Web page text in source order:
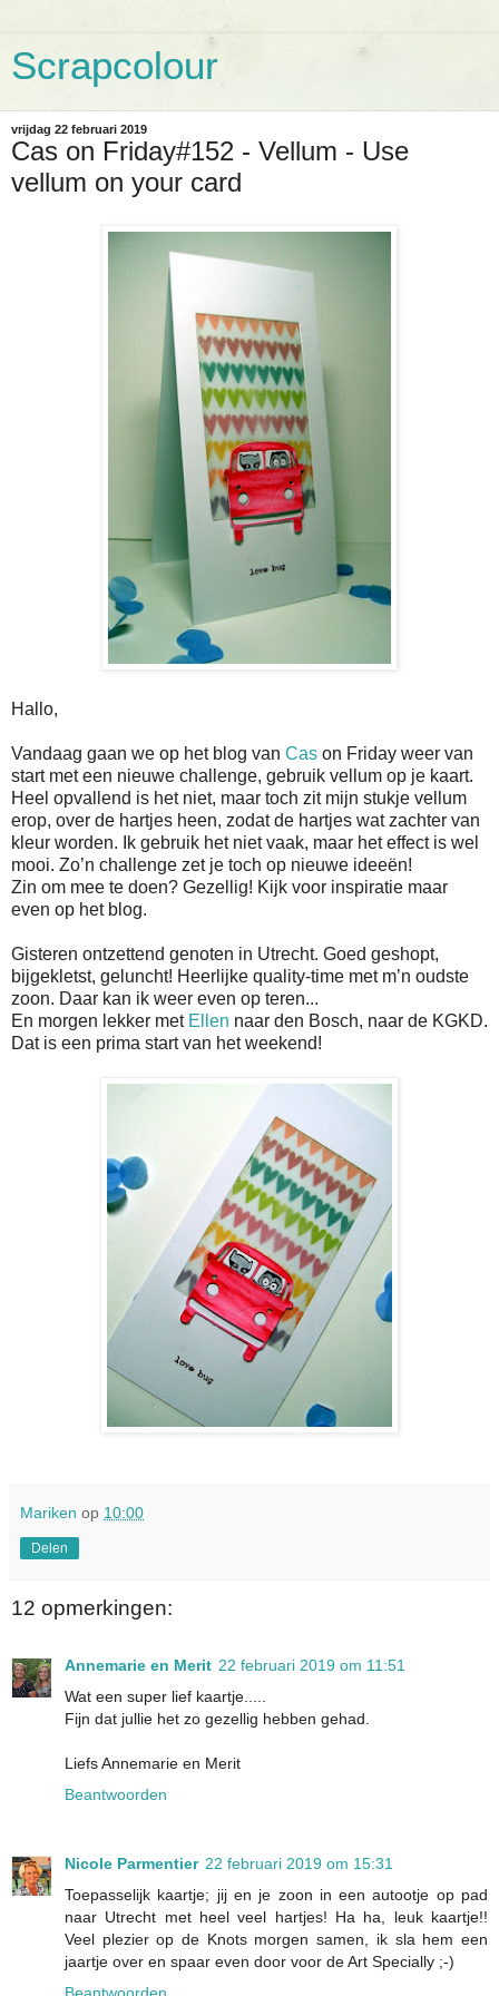
Scrapcolour
vrijdag 22 februari 2019
Cas on Friday#152 - Vellum - Use
vellum on your card
Hallo,
Vandaag gaan we op het blog van Cas on Friday weer van
start met een nieuwe challenge, gebruik vellum op je kaart.
Heel opvallend is het niet, maar toch zit mijn stukje vellum
erop, over de hartjes heen, zodat de hartjes wat zachter van
kleur worden. Ik gebruik het niet vaak, maar het effect is wel
mooi. Zo’n challenge zet je toch op nieuwe ideeën!
Zin om mee te doen? Gezellig! Kijk voor inspiratie maar
even op het blog.
Gisteren ontzettend genoten in Utrecht. Goed geshopt,
bijgekletst, geluncht! Heerlijke quality-time met m’n oudste
zoon. Daar kan ik weer even op teren...
En morgen lekker met Ellen naar den Bosch, naar de KGKD.
Dat is een prima start van het weekend!
Mariken op 10:00
Delen
12 opmerkingen:
Annemarie en Merit 22 februari 2019 om 11:51
Wat een super lief kaartje.....
Fijn dat jullie het zo gezellig hebben gehad.
Liefs Annemarie en Merit
Beantwoorden
Nicole Parmentier 22 februari 2019 om 15:31
Toepasselijk kaartje; jij en je zoon in een autootje op pad
naar Utrecht met heel veel hartjes! Ha ha, leuk kaartje!!
Veel plezier op de Knots morgen samen, ik sla hem een
jaartje over en spaar even door voor de Art Specially ;-)